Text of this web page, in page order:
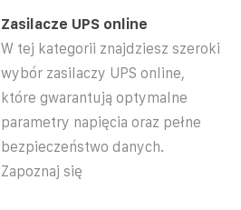
Zasilacze UPS online
W tej kategorii znajdziesz szeroki
wybór zasilaczy UPS online,
które gwarantują optymalne
parametry napięcia oraz pełne
bezpieczeństwo danych.
Zapoznaj się